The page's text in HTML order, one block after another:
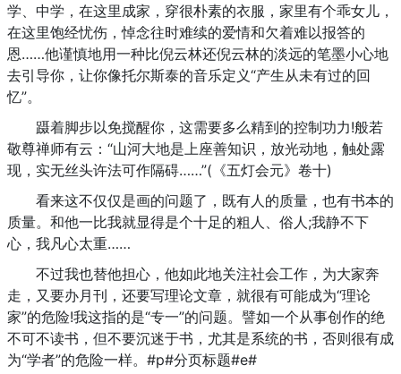
学、中学，在这里成家，穿很朴素的衣服，家里有个乖女儿，
在这里饱经忧伤，悼念往时难续的爱情和欠着难以报答的
恩……他谨慎地用一种比倪云林还倪云林的淡远的笔墨小心地
去引导你，让你像托尔斯泰的音乐定义“产生从未有过的回
忆”。
蹑着脚步以免搅醒你，这需要多么精到的控制功力!般若
敬尊禅师有云：“山河大地是上座善知识，放光动地，触处露
现，实无丝头许法可作隔碍……”(《五灯会元》卷十)
看来这不仅仅是画的问题了，既有人的质量，也有书本的
质量。和他一比我就显得是个十足的粗人、俗人;我静不下
心，我凡心太重……
不过我也替他担心，他如此地关注社会工作，为大家奔
走，又要办月刊，还要写理论文章，就很有可能成为“理论
家”的危险!我这指的是“专一”的问题。譬如一个从事创作的绝
不可不读书，但不要沉迷于书，尤其是系统的书，否则很有成
为“学者”的危险一样。#p#分页标题#e#